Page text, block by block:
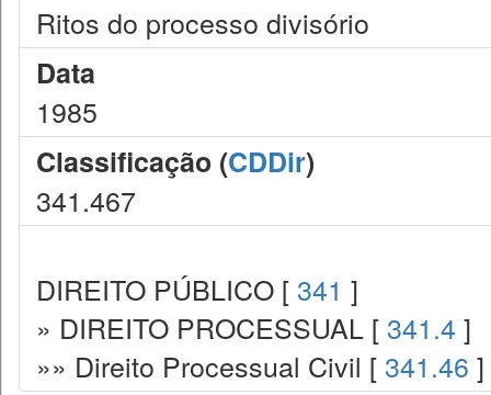
Ritos do processo divisório
Data
1985
Classificação (CDDir)
341.467
DIREITO PÚBLICO [ 341 ]
» DIREITO PROCESSUAL [ 341.4 ]
»» Direito Processual Civil [ 341.46 ]